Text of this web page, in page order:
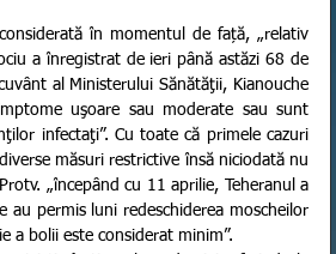
a înregistrat de ieri până astăzi 68 de
al Ministerului Sănătăţii, Kianouche
uşoare sau moderate sau sunt
infectaţi”. Cu toate că primele cazuri
măsuri restrictive însă niciodată nu
„începând cu 11 aprilie, Teheranul a
au permis luni redeschiderea moscheilor
a bolii este considerat minim”.